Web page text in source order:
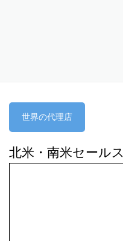
世界の代理店
北米・南米セールス